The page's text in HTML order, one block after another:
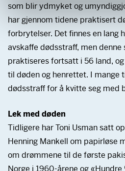
som blir ydmyket og
har gjennom tidene praktisert
forbrytelser. Det finnes en lang
avskaffe dødsstraff, men
praktiseres fortsatt i 56 land,
til døden og henrettet. I mange
dødsstraff for å kvitte seg med
Lek med døden
Tidligere har Toni Usman satt
Henning Mankell om papirløse
om drømmene til de første
Norge i 1960-årene og